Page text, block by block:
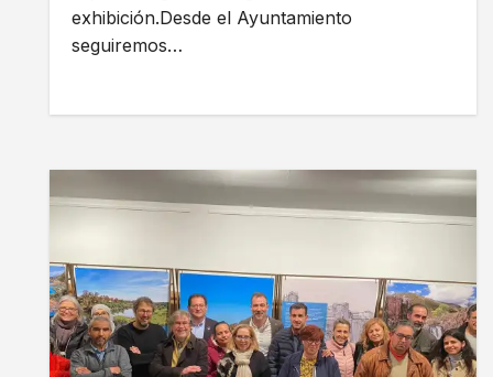
exhibición.Desde el Ayuntamiento
seguiremos…